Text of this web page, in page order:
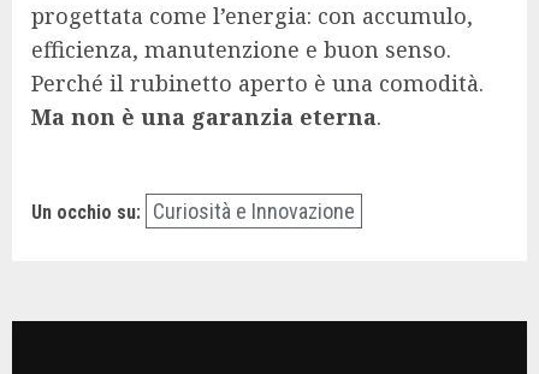
progettata come l’energia: con accumulo,
efficienza, manutenzione e buon senso.
Perché il rubinetto aperto è una comodità.
Ma non è una garanzia eterna.
Un occhio su: Curiosità e Innovazione